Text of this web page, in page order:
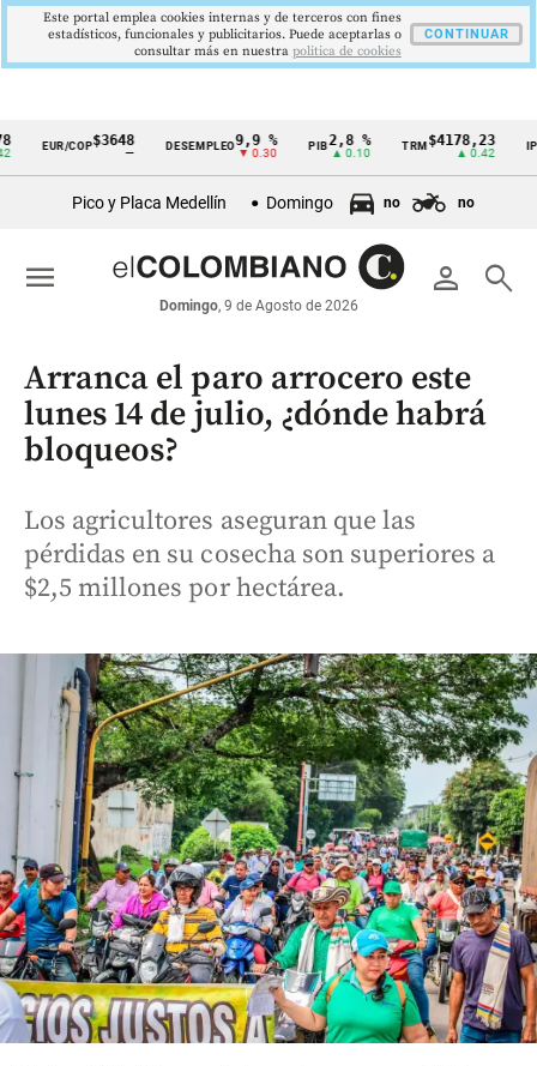
Cintillo
económicos
Colombia
EUR/COP$3648
—
DESEMPLEO9,9 %
▼ 0.30
PIB 2,8 %
▲ 0.10
TRM $4178,23
▲ 0.42
IPC
▼
Pico y Placa Medellín Domingo no no
person search
Domingo, 9 de Agosto de 2026
menu
Arranca el paro arrocero este
lunes 14 de julio, ¿dónde habrá
bloqueos?
Los agricultores aseguran que las
pérdidas en su cosecha son superiores a
$2,5 millones por hectárea.
Este portal emplea cookies internas y de terceros con fines
estadísticos, funcionales y publicitarios. Puede aceptarlas o
consultar más en nuestra politica de cookies
CONTINUAR